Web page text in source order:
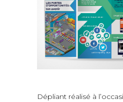
Dépliant réalisé à